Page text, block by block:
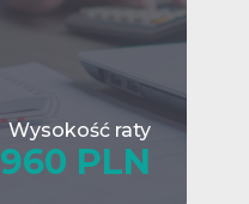
Wysokość raty
960 PLN